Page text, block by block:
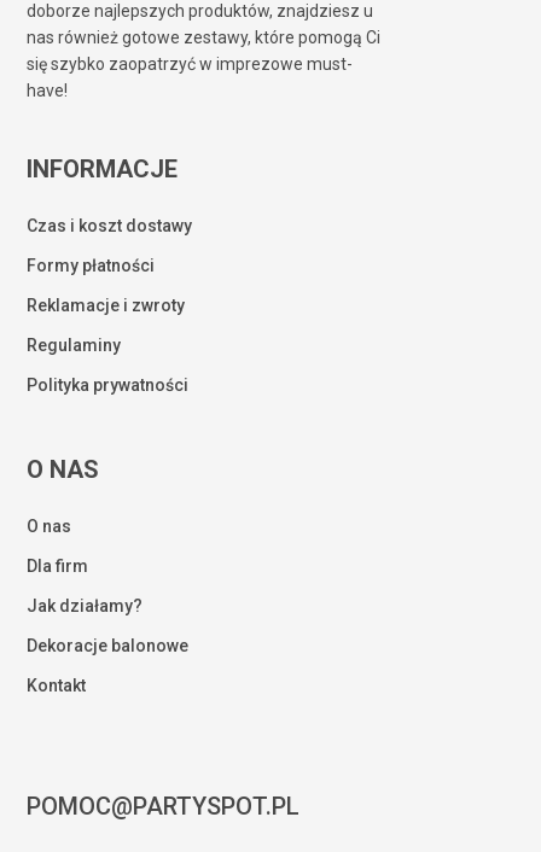
doborze najlepszych produktów, znajdziesz u
nas również gotowe zestawy, które pomogą Ci
się szybko zaopatrzyć w imprezowe must-
have!
INFORMACJE
Czas i koszt dostawy
Formy płatności
Reklamacje i zwroty
Regulaminy
Polityka prywatności
O NAS
O nas
Dla firm
Jak działamy?
Dekoracje balonowe
Kontakt
POMOC@PARTYSPOT.PL